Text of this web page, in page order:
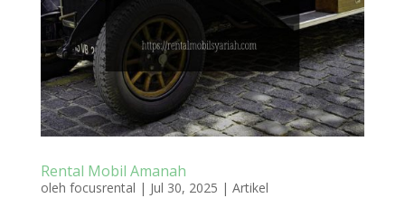
Rental Mobil Amanah
oleh focusrental | Jul 30, 2025 | Artikel